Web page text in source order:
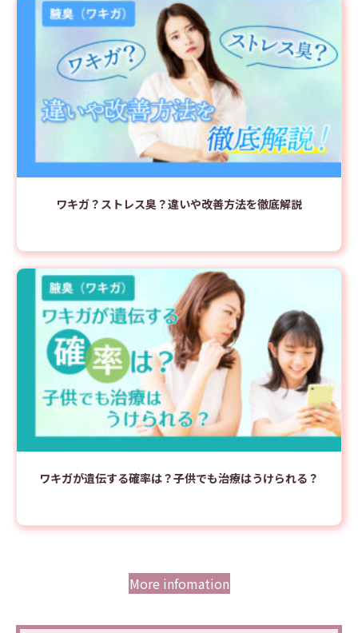
ワキガ？ストレス臭？違いや改善方法を徹底解説
ワキガが遺伝する確率は？子供でも治療はうけられる？
More infomation